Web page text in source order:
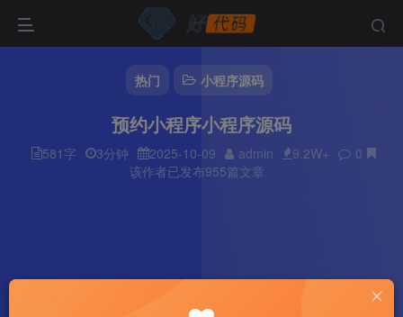
热门 小程序源码
预约小程序小程序源码
581字 3分钟 2025-10-09 admin 9.2W+
0
该作者已发布955篇文章